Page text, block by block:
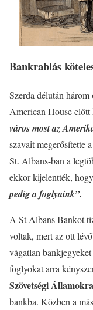
Bankrablás
Szerda délután
American House
város most az
szavait megerősítette
St. Albans-ban a
ekkor kijelentték, hogy
pedig a foglyaink”.
A St Albans Bankot
voltak, mert az ott
vágatlan
foglyokat arra
Szövetségi
bankba. Közben a